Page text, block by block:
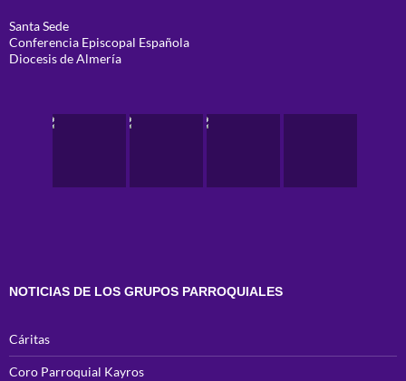
Santa Sede
Conferencia Episcopal Española
Diocesis de Almería
NOTICIAS DE LOS GRUPOS PARROQUIALES
Cáritas
Coro Parroquial Kayros